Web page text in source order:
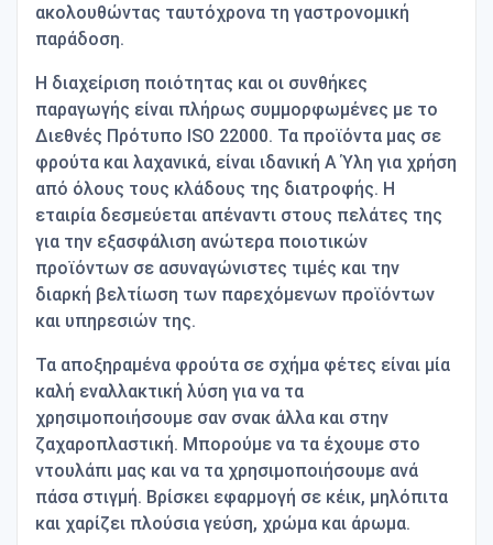
ακολουθώντας ταυτόχρονα τη γαστρονομική
παράδοση.
Η διαχείριση ποιότητας και οι συνθήκες
παραγωγής είναι πλήρως συμμορφωμένες με το
Διεθνές Πρότυπο ISO 22000. Τα προϊόντα μας σε
φρούτα και λαχανικά, είναι ιδανική Α Ύλη για χρήση
από όλους τους κλάδους της διατροφής. Η
εταιρία δεσμεύεται απέναντι στους πελάτες της
για την εξασφάλιση ανώτερα ποιοτικών
προϊόντων σε ασυναγώνιστες τιμές και την
διαρκή βελτίωση των παρεχόμενων προϊόντων
και υπηρεσιών της.
Τα αποξηραμένα φρούτα σε σχήμα φέτες είναι μία
καλή εναλλακτική λύση για να τα
χρησιμοποιήσουμε σαν σνακ άλλα και στην
ζαχαροπλαστική. Μπορούμε να τα έχουμε στο
ντουλάπι μας και να τα χρησιμοποιήσουμε ανά
πάσα στιγμή. Βρίσκει εφαρμογή σε κέικ, μηλόπιτα
και χαρίζει πλούσια γεύση, χρώμα και άρωμα.